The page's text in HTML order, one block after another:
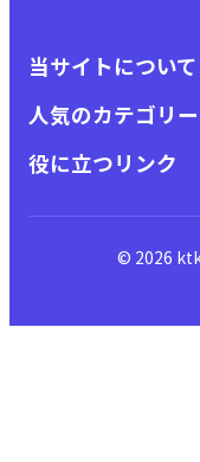
当サイトについて
人気のカテゴリー
役に立つリンク
© 2026